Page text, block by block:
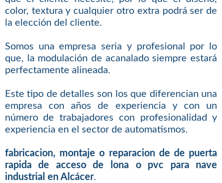
color, textura y cualquier otro extra podrá ser de
la elección del cliente.
Somos una empresa seria y profesional por lo
que, la modulación de acanalado siempre estará
perfectamente alineada.
Este tipo de detalles son los que diferencian una
empresa con años de experiencia y con un
número de trabajadores con profesionalidad y
experiencia en el sector de automatismos.
fabricacion, montaje o reparacion de de puerta
rapida de acceso de lona o pvc para nave
industrial en Alcácer.